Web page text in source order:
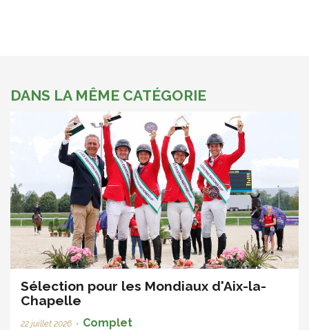
DANS LA MÊME CATÉGORIE
Sélection pour les Mondiaux d'Aix-la-
Chapelle
22 juillet 2026 • Complet